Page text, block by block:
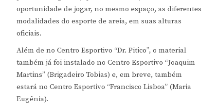
oportunidade de jogar, no mesmo espaço, as diferentes
modalidades do esporte de areia, em suas alturas
oficiais.
Além de no Centro Esportivo “Dr. Pitico”, o material
também já foi instalado no Centro Esportivo “Joaquim
Martins” (Brigadeiro Tobias) e, em breve, também
estará no Centro Esportivo “Francisco Lisboa” (Maria
Eugênia).